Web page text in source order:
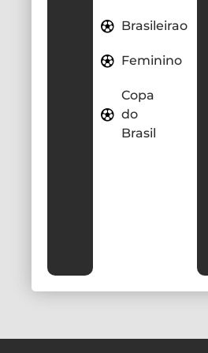
Brasileirao
Feminino
Copa
do
Brasil